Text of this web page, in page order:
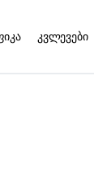
კვლევები